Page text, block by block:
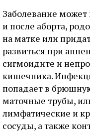
Заболевание может
и после аборта,
на матке или
развиться при
сигмоидите и
кишечника.
попадает в
маточные трубы,
лимфатические и
сосуды, а также